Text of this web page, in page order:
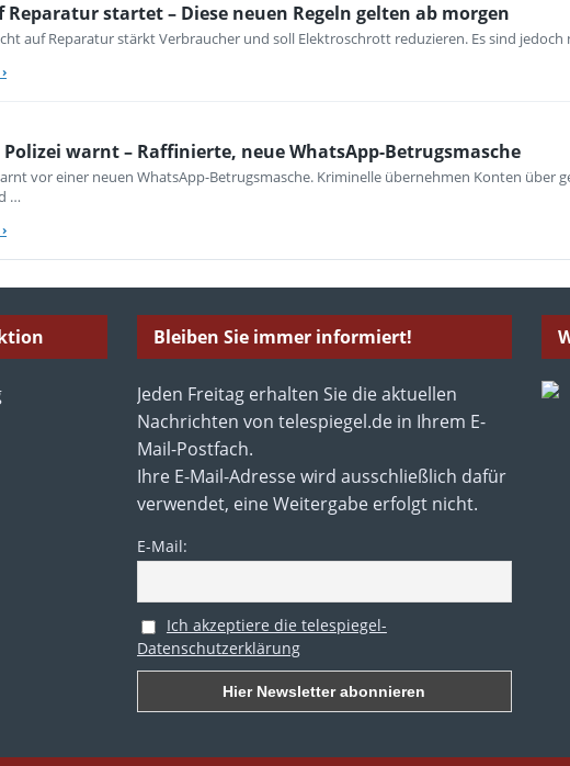
Reparatur startet – Diese neuen Regeln gelten ab morgen
auf Reparatur stärkt Verbraucher und soll Elektroschrott reduzieren. Es sind jedoch
›
warnt – Raffinierte, neue WhatsApp-Betrugsmasche
vor einer neuen WhatsApp-Betrugsmasche. Kriminelle übernehmen Konten über
…
›
Bleiben Sie immer informiert!
Jeden Freitag erhalten Sie die aktuellen
Nachrichten von telespiegel.de in Ihrem E-
Mail-Postfach.
Ihre E-Mail-Adresse wird ausschließlich dafür
verwendet, eine Weitergabe erfolgt nicht.
E-Mail:
Ich akzeptiere die telespiegel-
Datenschutzerklärung